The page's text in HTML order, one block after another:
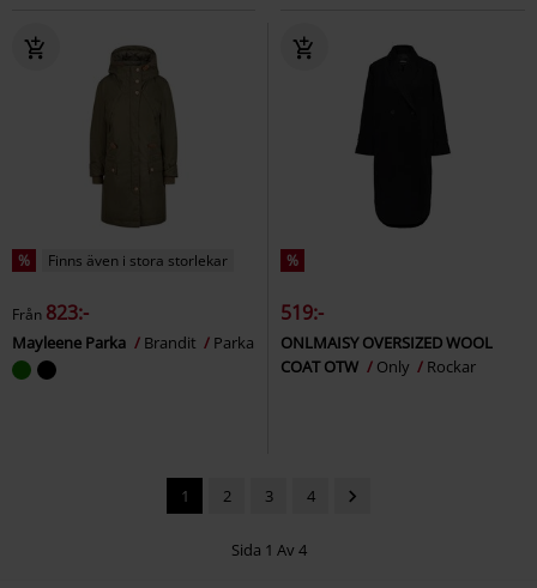
% Finns även i stora storlekar
Från 823:-
Mayleene Parka Brandit Parka
%
519:-
ONLMAISY OVERSIZED WOOL
COAT OTW
Only Rockar
1 2 3 4
Sida 1 Av 4